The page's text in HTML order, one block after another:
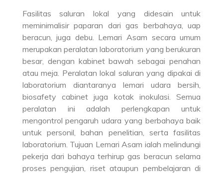
Fasilitas saluran lokal yang didesain untuk
meminimalisir paparan dari gas berbahaya, uap
beracun, juga debu. Lemari Asam secara umum
merupakan peralatan laboratorium yang berukuran
besar, dengan kabinet bawah sebagai penahan
atau meja. Peralatan lokal saluran yang dipakai di
laboratorium diantaranya lemari udara bersih,
biosafety cabinet juga kotak inokulasi. Semua
peralatan ini adalah perlengkapan untuk
mengontrol pengaruh udara yang berbahaya baik
untuk personil, bahan penelitian, serta fasilitas
laboratorium. Tujuan Lemari Asam ialah melindungi
pekerja dari bahaya terhirup gas beracun selama
proses pengujian, riset ataupun pembelajaran di